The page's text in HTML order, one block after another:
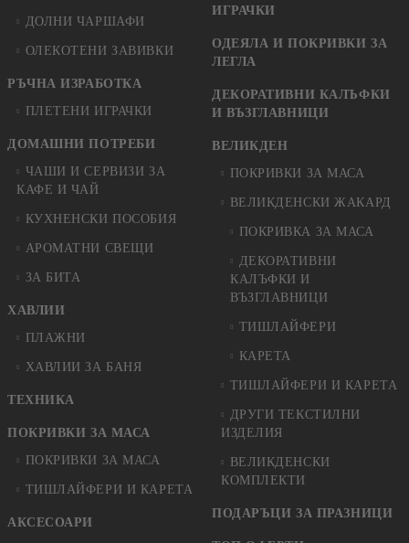
ДОЛНИ ЧАРШАФИ
ОЛЕКОТЕНИ ЗАВИВКИ
РЪЧНА ИЗРАБОТКА
ПЛЕТЕНИ ИГРАЧКИ
ДОМАШНИ ПОТРЕБИ
ЧАШИ И СЕРВИЗИ ЗА
КАФЕ И ЧАЙ
КУХНЕНСКИ ПОСОБИЯ
АРОМАТНИ СВЕЩИ
ЗА БИТА
ХАВЛИИ
ПЛАЖНИ
ХАВЛИИ ЗА БАНЯ
ТЕХНИКА
ПОКРИВКИ ЗА МАСА
ПОКРИВКИ ЗА МАСА
ТИШЛАЙФЕРИ И КАРЕТА
АКСЕСОАРИ
ИГРАЧКИ
ОДЕЯЛА И ПОКРИВКИ ЗА
ЛЕГЛА
ДЕКОРАТИВНИ КАЛЪФКИ
И ВЪЗГЛАВНИЦИ
ВЕЛИКДЕН
ПОКРИВКИ ЗА МАСА
ВЕЛИКДЕНСКИ ЖАКАРД
ПОКРИВКА ЗА МАСА
ДЕКОРАТИВНИ
КАЛЪФКИ И
ВЪЗГЛАВНИЦИ
ТИШЛАЙФЕРИ
КАРЕТА
ТИШЛАЙФЕРИ И КАРЕТА
ДРУГИ ТЕКСТИЛНИ
ИЗДЕЛИЯ
ВЕЛИКДЕНСКИ
КОМПЛЕКТИ
ПОДАРЪЦИ ЗА ПРАЗНИЦИ